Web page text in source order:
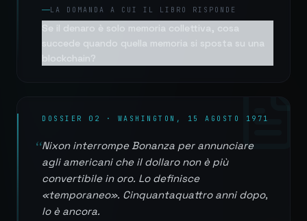
LA DOMANDA A CUI IL LIBRO RISPONDE
Se il denaro è solo memoria collettiva, cosa
succede quando quella memoria si sposta su una
blockchain?
DOSSIER 02 · WASHINGTON, 15 AGOSTO 1971
“Nixon interrompe Bonanza per annunciare
agli americani che il dollaro non è più
convertibile in oro. Lo definisce
«temporaneo». Cinquantaquattro anni dopo,
lo è ancora.